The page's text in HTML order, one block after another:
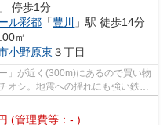
停歩1分
ル彩都 「豊川
」駅 徒歩14分
㎡
小野原東 ３丁目
」が近く(300m)にあるので買い物
オシ。地震への揺れにも強い鉄骨
(管理費等：- )